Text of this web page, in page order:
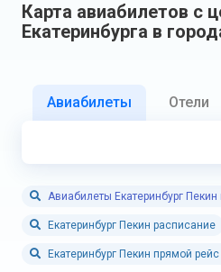
Карта авиабилетов с
Екатеринбурга в
Авиабилеты Отели
Авиабилеты Екатеринбург Пекин
Екатеринбург Пекин расписание
Екатеринбург Пекин прямой